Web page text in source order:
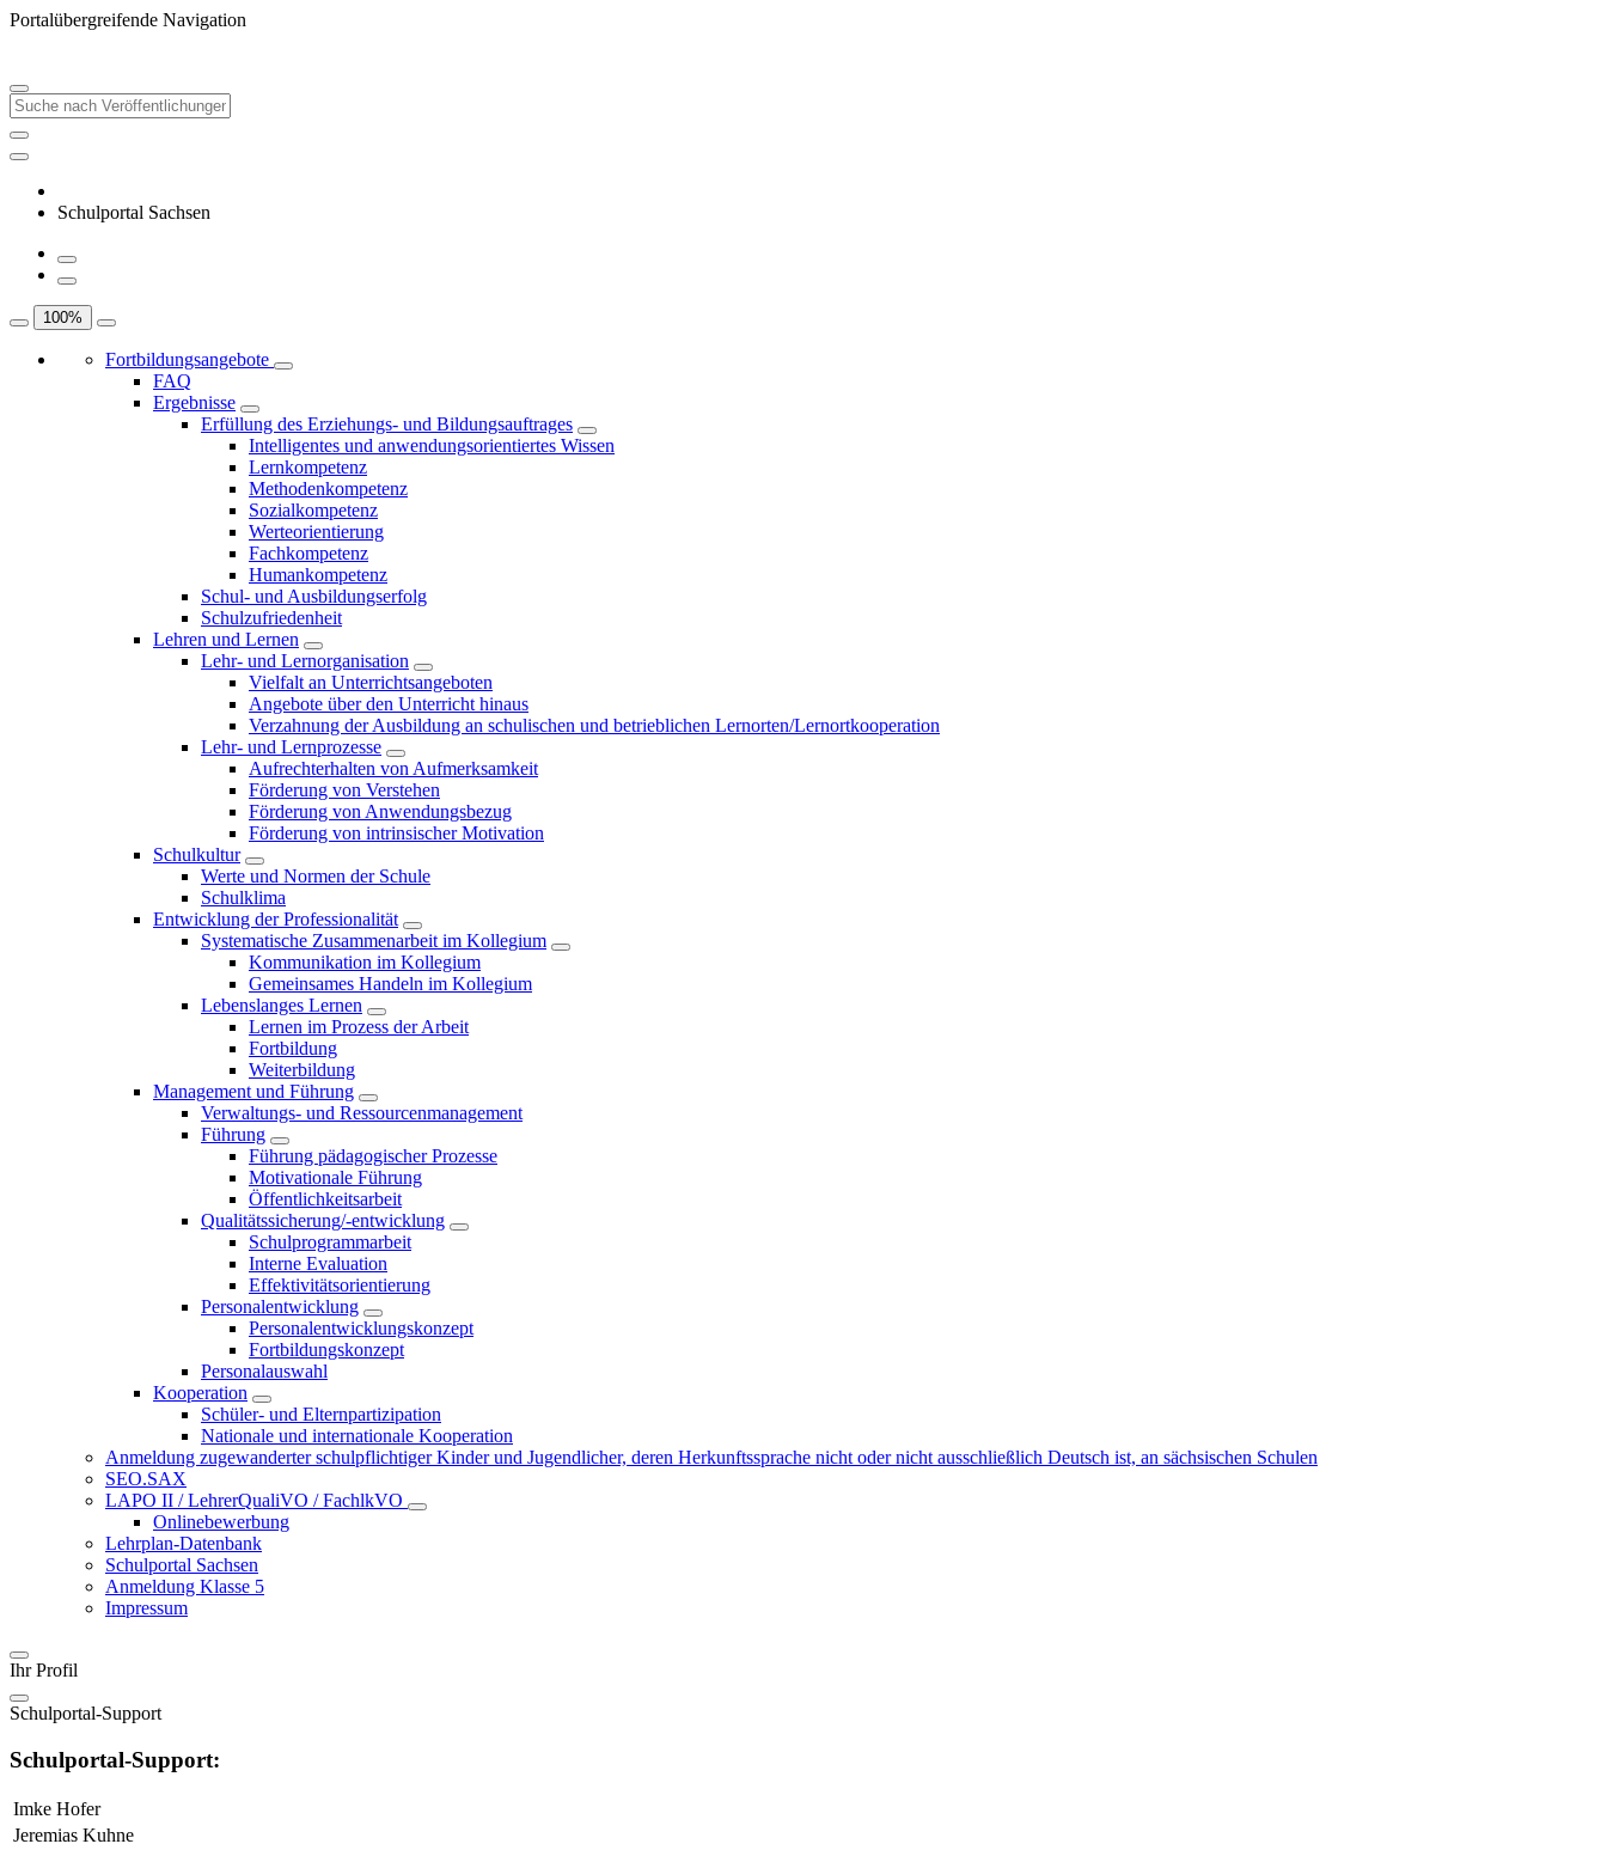
Portalübergreifende Navigation
Schulportal Sachsen
100%
Fortbildungsangebote
FAQ
Ergebnisse
Erfüllung des Erziehungs- und Bildungsauftrages
Intelligentes und anwendungsorientiertes Wissen
Lernkompetenz
Methodenkompetenz
Sozialkompetenz
Werteorientierung
Fachkompetenz
Humankompetenz
Schul- und Ausbildungserfolg
Schulzufriedenheit
Lehren und Lernen
Lehr- und Lernorganisation
Vielfalt an Unterrichtsangeboten
Angebote über den Unterricht hinaus
Verzahnung der Ausbildung an schulischen und betrieblichen Lernorten/Lernortkooperation
Lehr- und Lernprozesse
Aufrechterhalten von Aufmerksamkeit
Förderung von Verstehen
Förderung von Anwendungsbezug
Förderung von intrinsischer Motivation
Schulkultur
Werte und Normen der Schule
Schulklima
Entwicklung der Professionalität
Systematische Zusammenarbeit im Kollegium
Kommunikation im Kollegium
Gemeinsames Handeln im Kollegium
Lebenslanges Lernen
Lernen im Prozess der Arbeit
Fortbildung
Weiterbildung
Management und Führung
Verwaltungs- und Ressourcenmanagement
Führung
Führung pädagogischer Prozesse
Motivationale Führung
Öffentlichkeitsarbeit
Qualitätssicherung/-entwicklung
Schulprogrammarbeit
Interne Evaluation
Effektivitätsorientierung
Personalentwicklung
Personalentwicklungskonzept
Fortbildungskonzept
Personalauswahl
Kooperation
Schüler- und Elternpartizipation
Nationale und internationale Kooperation
Anmeldung zugewanderter schulpflichtiger Kinder und Jugendlicher, deren Herkunftssprache nicht oder nicht ausschließlich Deutsch ist, an sächsischen Schulen
SEO.SAX
LAPO II / LehrerQualiVO / FachlkVO
Onlinebewerbung
Lehrplan-Datenbank
Schulportal Sachsen
Anmeldung Klasse 5
Impressum
Ihr Profil
Schulportal-Support
Schulportal-Support:
Imke Hofer
Jeremias Kuhne